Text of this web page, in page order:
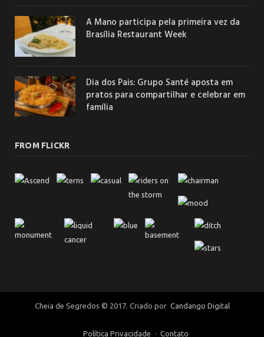
A Mano participa pela primeira vez da
Brasília Restaurant Week
Dia dos Pais: Grupo Santé aposta em
pratos para compartilhar e celebrar em
família
FROM FLICKR
Cheia de Segredos © 2017. Criado por Candango Digital
Política Privacidade Contato